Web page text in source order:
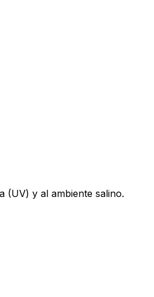
(UV) y al ambiente salino.